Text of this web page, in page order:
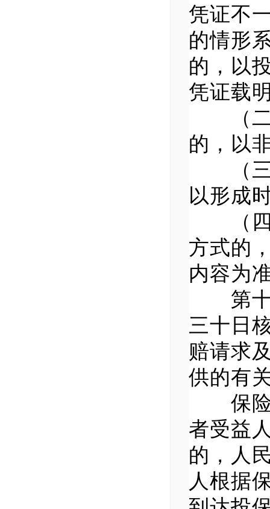
凭证不
的情形
的，以
凭证载
（二
的，以
（三
以形成
（四
方式的
内容为
第十
三十日
赔请求
供的有
保险
者受益
的，人
人根据